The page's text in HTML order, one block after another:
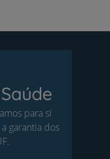
para si
garantia dos